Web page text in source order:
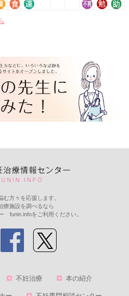
む方々を応援します。
療施設を調べるなら
funin.infoをご利用ください。
不妊治療 本の紹介